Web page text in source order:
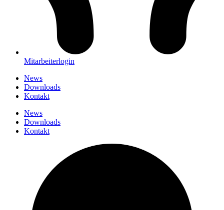
Mitarbeiterlogin
News
Downloads
Kontakt
News
Downloads
Kontakt